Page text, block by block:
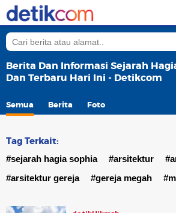
Berita Dan Informasi Sejarah
Dan Terbaru Hari Ini - Detikcom
Semua Berita Foto
Tag Terkait:
#sejarah hagia sophia #arsitektur
#arsitektur gereja
#gereja megah